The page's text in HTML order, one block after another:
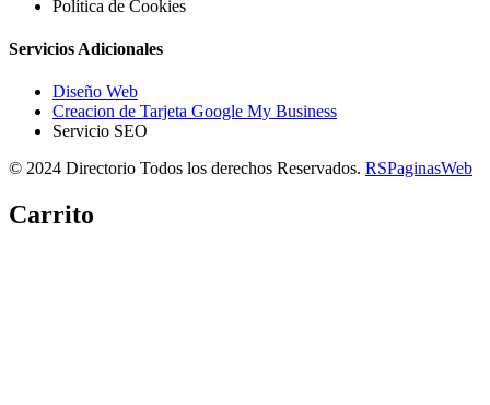
Política de Cookies
Servicios Adicionales
Diseño Web
Creacion de Tarjeta Google My Business
Servicio SEO
© 2024 Directorio Todos los derechos Reservados. RSPaginasWeb
Carrito